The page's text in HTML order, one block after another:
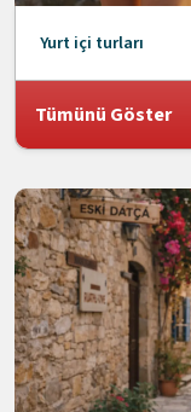
Yurt içi turları
Tümünü Göster